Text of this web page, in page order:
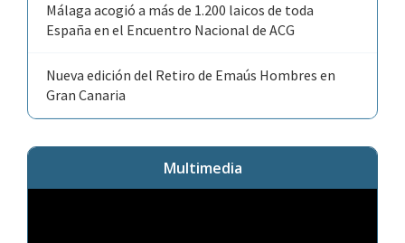
Málaga acogió a más de 1.200 laicos de toda
España en el Encuentro Nacional de ACG
Nueva edición del Retiro de Emaús Hombres en
Gran Canaria
Multimedia